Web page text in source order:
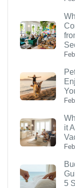
it
5